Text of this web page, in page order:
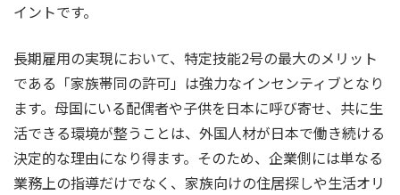
イントです。
長期雇用の実現において、特定技能2号の最大のメリット
である「家族帯同の許可」は強力なインセンティブとなり
ます。母国にいる配偶者や子供を日本に呼び寄せ、共に生
活できる環境が整うことは、外国人材が日本で働き続ける
決定的な理由になり得ます。そのため、企業側には単なる
業務上の指導だけでなく、家族向けの住居探しや生活オリ